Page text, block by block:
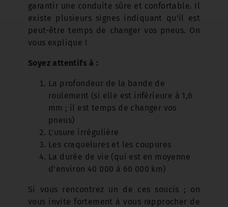
garantir une conduite sûre et confortable. Il
existe plusieurs signes indiquant qu'il est
peut-être temps de changer vos pneus. On
vous explique !
Soyez attentifs à :
La profondeur de la bande de
roulement (si elle est inférieure à 1,6
mm ; il est temps de changer vos
pneus)
L'usure irrégulière
Les craquelures et les coupures
La durée de vie (qui est en moyenne
d'environ 40 000 à 60 000 km)
Si vous rencontrez un de ces soucis ; on
vous invite fortement à vous rapprocher de